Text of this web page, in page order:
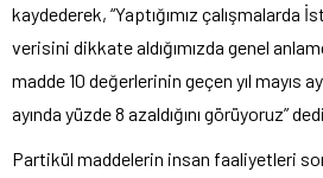
kaydederek, “Yaptığımız çalışmalarda
verisini dikkate aldığımızda genel
madde 10 değerlerinin geçen yıl mayıs
ayında yüzde 8 azaldığını görüyoruz” dedi.
Partikül maddelerin insan faaliyetleri